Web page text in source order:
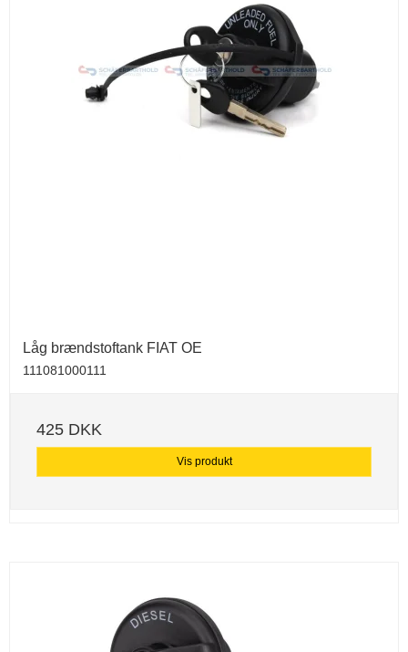
Låg brændstoftank FIAT OE
111081000111
425 DKK
Vis produkt